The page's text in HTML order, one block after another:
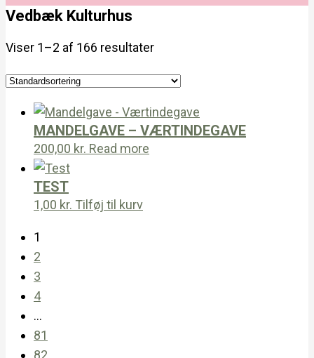
Vedbæk Kulturhus
Viser 1–2 af 166 resultater
MANDELGAVE – VÆRTINDEGAVE
200,00 kr. Read more
TEST
1,00 kr. Tilføj til kurv
1
2
3
4
…
81
82